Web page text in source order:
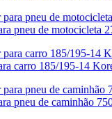
pneu de motocicleta
carro 185/195-14
pneu de caminhão